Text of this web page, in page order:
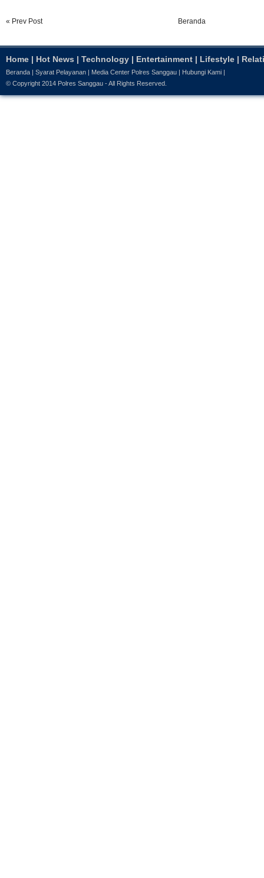
« Prev Post Beranda
Home | Hot News | Technology | Entertainment | Lifestyle |
Beranda Syarat Pelayanan Media Center Polres Sanggau Hubungi Kami
© Copyright 2014 Polres Sanggau - All Rights Reserved.